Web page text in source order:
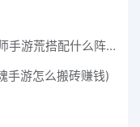
2020阴阳师荒搭配什么阵容（阴阳师手游荒搭配什么阵容）
手游怎么搬砖赚钱)